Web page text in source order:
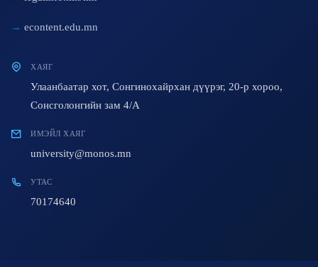
econtent.edu.mn
ХАЯГ
Улаанбаатар хот, Сонгинохайрхан дүүрэг, 20-р хороо,
Сонсголонгийн зам 4/A
ИМЭЙЛ ХАЯГ
university@monos.mn
УТАС
70174640